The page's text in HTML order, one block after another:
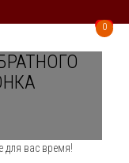
для вас время!
00